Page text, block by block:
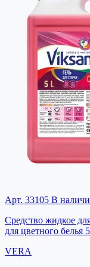
Арт. 33105 В
Средство жидкое
для цветного белья
VERA